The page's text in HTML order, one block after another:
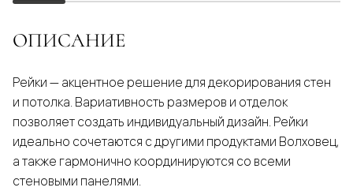
ОПИСАНИЕ
Рейки — акцентное решение для декорирования стен
и потолка. Вариативность размеров и отделок
позволяет создать индивидуальный дизайн. Рейки
идеально сочетаются с другими продуктами Волховец,
а также гармонично координируются со всеми
стеновыми панелями.